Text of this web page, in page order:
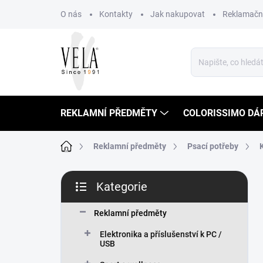
O nás Kontakty Jak nakupovat
REKLAMNÍ PŘEDMĚTY COLORISSIMO
Domů Reklamní předměty Psací potřeby
P
s
kategorie
Kategorie
Reklamní předměty
Elektronika a příslušenství k PC /
USB